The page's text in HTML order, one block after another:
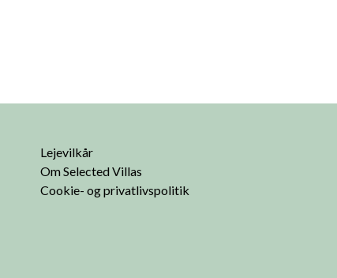
Lejevilkår
Om Selected Villas
Cookie- og privatlivspolitik